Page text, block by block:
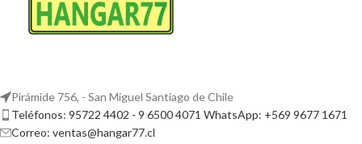
Pirámide 756, - San Miguel Santiago de Chile
Teléfonos: 95722 4402 - 9 6500 4071 WhatsApp: +569 9677 1671
Correo: ventas@hangar77.cl